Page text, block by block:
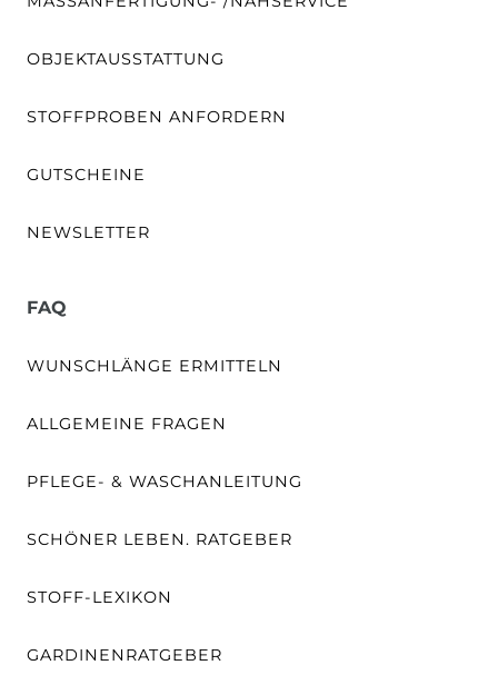
OBJEKTAUSSTATTUNG
STOFFPROBEN ANFORDERN
GUTSCHEINE
NEWSLETTER
FAQ
WUNSCHLÄNGE ERMITTELN
ALLGEMEINE FRAGEN
PFLEGE- & WASCHANLEITUNG
SCHÖNER LEBEN. RATGEBER
STOFF-LEXIKON
GARDINENRATGEBER